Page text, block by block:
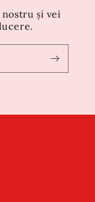
și vei